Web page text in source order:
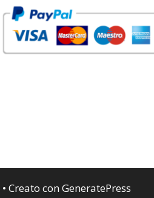
• Creato conGeneratePress